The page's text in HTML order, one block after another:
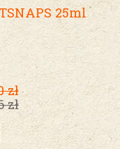
25ml
zł
zł